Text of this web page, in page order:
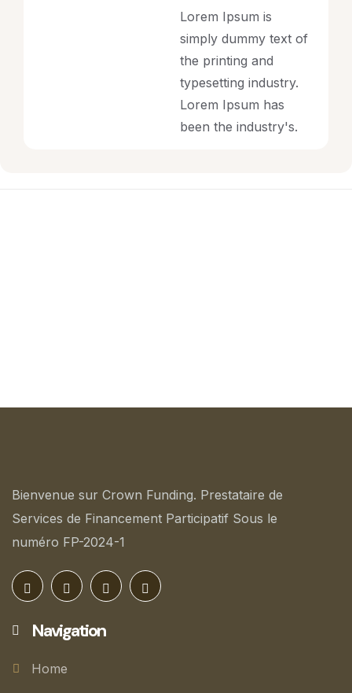
Lorem Ipsum is
simply dummy text of
the printing and
typesetting industry.
Lorem Ipsum has
been the industry's.
Bienvenue sur Crown Funding. Prestataire de
Services de Financement Participatif Sous le
numéro FP-2024-1
Navigation
Home